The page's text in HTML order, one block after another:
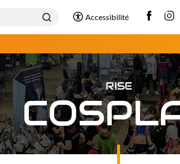
Accessibilité
RISE